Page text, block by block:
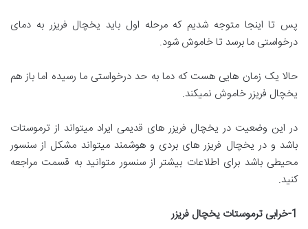
پس تا اینجا متوجه شدیم که مرحله اول باید یخچال فریزر به دمای
درخواستی ما برسد تا خاموش شود.
حالا یک زمان هایی هست که دما به حد درخواستی ما رسیده اما باز هم
یخچال فریزر خاموش نمیکند.
در این وضعیت در یخچال فریزر های قدیمی ایراد میتواند از ترموستات
باشد و در یخچال فریزر های بردی و هوشمند میتواند مشکل از سنسور
محیطی باشد برای اطلاعات بیشتر از سنسور متوانید به قسمت مراجعه
کنید.
1- خرابی ترموستات یخچال فریزر